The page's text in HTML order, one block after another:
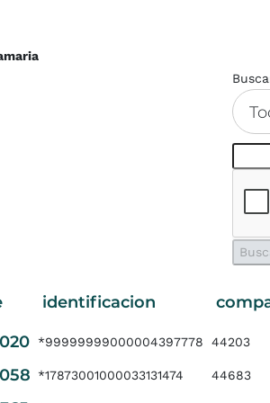
identificacion
*99999999000004397778 44203
*17873001000033131474 44683